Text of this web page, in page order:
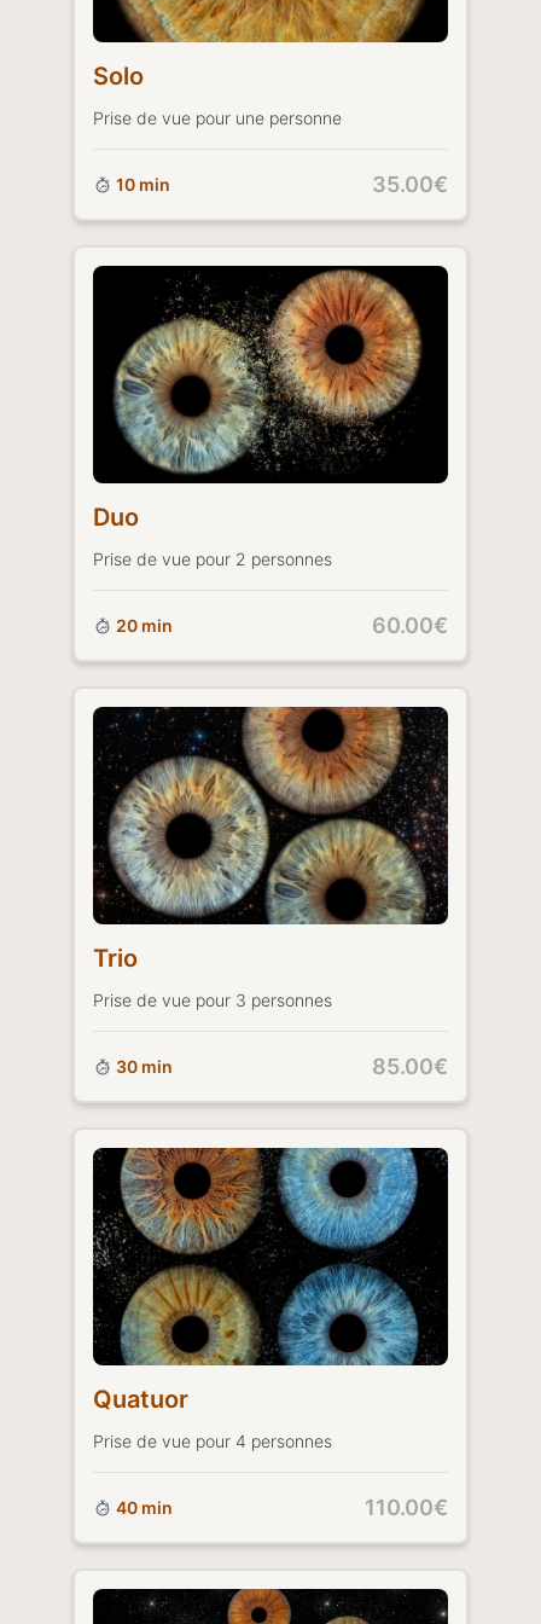
Solo
Prise de vue pour une personne
10 min 35.00€
Duo
Prise de vue pour 2 personnes
20 min 60.00€
Trio
Prise de vue pour 3 personnes
30 min 85.00€
Quatuor
Prise de vue pour 4 personnes
40 min 110.00€